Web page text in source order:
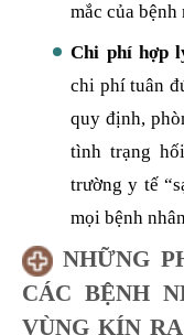
mắc của bệnh
Chi phí hợp
chi phí tuân
quy định,
tình trạng
trường y tế
mọi bệnh
NHỮNG
CÁC BỆNH
VÙNG KÍN